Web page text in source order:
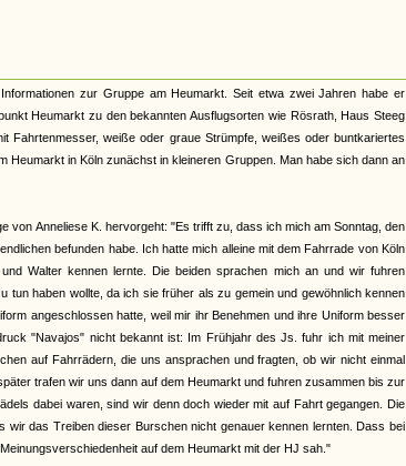
zur Gruppe am Heumarkt. Seit etwa zwei Jahren habe er
Heumarkt zu den bekannten Ausflugsorten wie Rösrath, Haus Steeg
Fahrtenmesser, weiße oder graue Strümpfe, weißes oder buntkariertes
Heumarkt in Köln zunächst in kleineren Gruppen. Man habe sich dann an
von Anneliese K. hervorgeht: "Es trifft zu, dass ich mich am Sonntag, den
befunden habe. Ich hatte mich alleine mit dem Fahrrade von Köln
Walter kennen lernte. Die beiden sprachen mich an und wir fuhren
haben wollte, da ich sie früher als zu gemein und gewöhnlich kennen
angeschlossen hatte, weil mir ihr Benehmen und ihre Uniform besser
"Navajos" nicht bekannt ist: Im Frühjahr des Js. fuhr ich mit meiner
auf Fahrrädern, die uns ansprachen und fragten, ob wir nicht einmal
trafen wir uns dann auf dem Heumarkt und fuhren zusammen bis zur
dabei waren, sind wir denn doch wieder mit auf Fahrt gegangen. Die
das Treiben dieser Burschen nicht genauer kennen lernten. Dass bei
auf dem Heumarkt mit der HJ sah."